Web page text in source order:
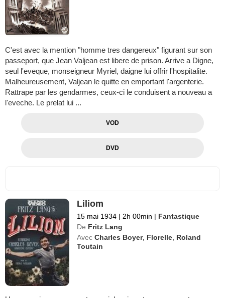
C'est avec la mention "homme tres dangereux" figurant sur son
passeport, que Jean Valjean est libere de prison. Arrive a Digne,
seul l'eveque, monseigneur Myriel, daigne lui offrir l'hospitalite.
Malheureusement, Valjean le quitte en emportant l'argenterie.
Rattrape par les gendarmes, ceux-ci le conduisent a nouveau a
l'eveche. Le prelat lui ...
VOD
DVD
Liliom
15 mai 1934 | 2h 00min | Fantastique
De Fritz Lang
Avec Charles Boyer, Florelle Roland
Toutain